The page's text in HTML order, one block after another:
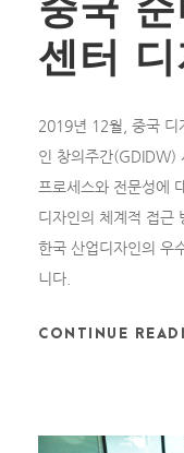
중국
센터 디
2019년 12월, 중국 디
인 창의주간(GDIDW)
프로세스와 전문성에
디자인의 체계적 접근
한국 산업디자인의 우
니다.
CONTINUE